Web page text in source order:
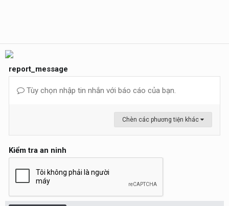
report_message
Tùy chọn nhập tin nhắn với báo cáo của bạn.
Chèn các phương tiện khác
Kiểm tra an ninh